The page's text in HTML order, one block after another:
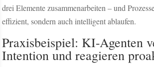
drei Elemente zusammenarbeiten – und
effizient, sondern auch intelligent ablaufen.
Praxisbeispiel: KI-Agenten
Intention und reagieren